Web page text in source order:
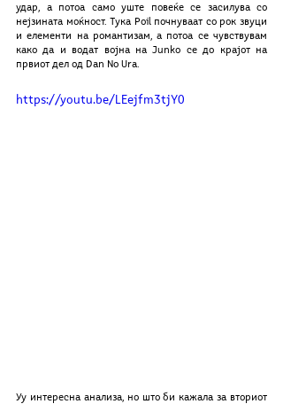
удар, а потоа само уште повеќе се засилува со
нејзината моќност. Тука Poil почнуваат со рок звуци
и елементи на романтизам, а потоа се чувствувам
како да и водат војна на Junko се до крајот на
првиот дел од Dan No Ura.
https://youtu.be/LEejfm3tjY0
Уу интересна анализа, но што би кажала за вториот